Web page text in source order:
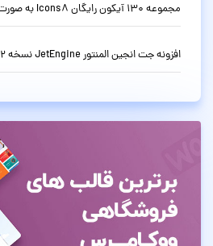
مجموعه 130 آیکون رایگان Icons8 به صورت SVG
افزونه جت انجین المنتور JetEngine نسخه 3.8.13.2